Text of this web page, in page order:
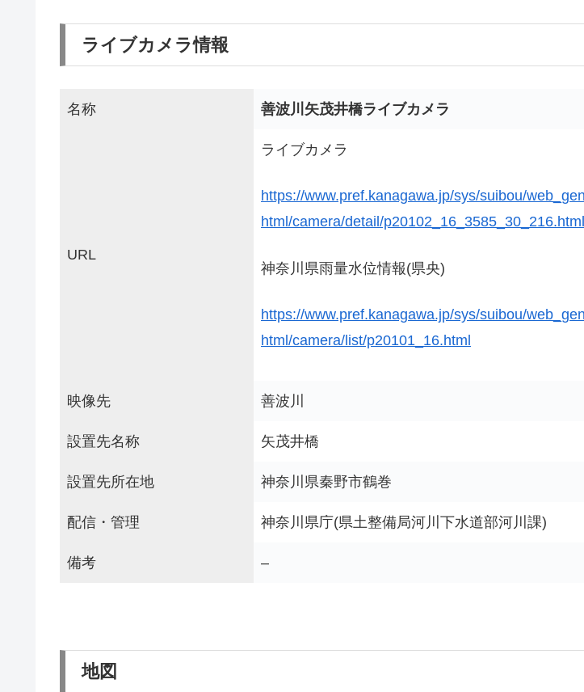
ライブカメラ情報
名称 善波川矢茂井橋ライブカメラ
URL
ライブカメラ
https://www.pref.kanagawa.jp/sys/suibou/
html/camera/detail/p20102_16_3585_30_216.html
神奈川県雨量水位情報(県央)
https://www.pref.kanagawa.jp/sys/suibou/
html/camera/list/p20101_16.html
映像先 善波川
設置先名称 矢茂井橋
設置先所在地 神奈川県秦野市鶴巻
配信・管理 神奈川県庁(県土整備局河川下水道部河川課)
備考 –
地図